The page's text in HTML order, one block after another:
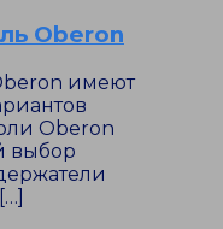
Oberon
имеют
Oberon
выбор